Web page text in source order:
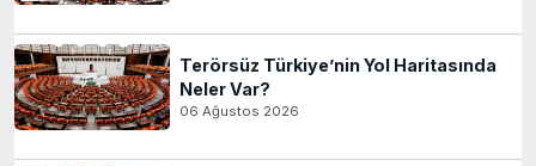
Terörsüz Türkiye’nin Yol Haritasında
Neler Var?
06 Ağustos 2026